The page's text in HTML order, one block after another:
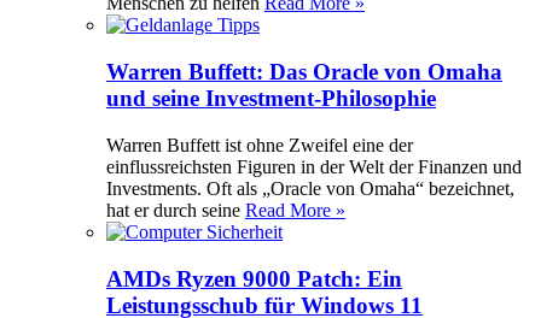
Warren Buffett: Das Oracle von Omaha
und seine Investment-Philosophie
Warren Buffett ist ohne Zweifel eine der
einflussreichsten Figuren in der Welt der Finanzen und
Investments. Oft als „Oracle von Omaha“ bezeichnet,
hat er durch seine Read More »
AMDs Ryzen 9000 Patch: Ein
Leistungsschub für Windows 11